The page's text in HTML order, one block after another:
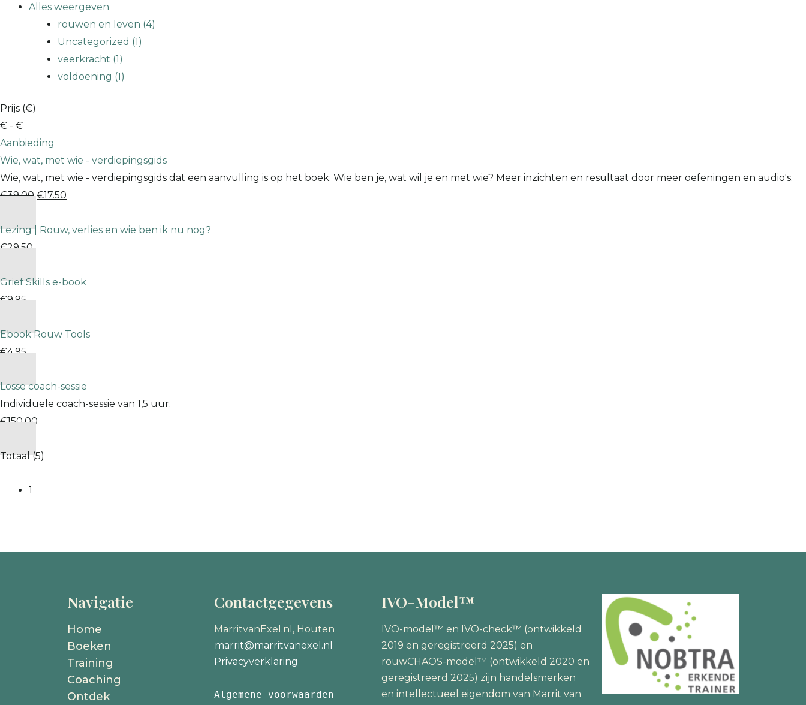
Alles weergeven
rouwen en leven (4)
Uncategorized (1)
veerkracht (1)
voldoening (1)
Prijs (€)
€ - €
Aanbieding
Wie, wat, met wie - verdiepingsgids
Wie, wat, met wie - verdiepingsgids dat een aanvulling is op het boek: Wie ben je, wat wil je en met wie? Meer inzichten en resultaat door meer oefeningen en audio's.
€39.00 €17.50
Lezing | Rouw, verlies en wie ben ik nu nog?
€29.50
Grief Skills e-book
€9.95
Ebook Rouw Tools
€4.95
Losse coach-sessie
Individuele coach-sessie van 1,5 uur.
€150.00
Totaal(5)
1
Navigatie
Home
Boeken
Training
Coaching
Ontdek
Contactgegevens
MarritvanExel.nl, Houten
marrit@marritvanexel.nl
Privacyverklaring
Algemene voorwaarden
IVO-Model™
IVO-model™ en IVO-check™ (ontwikkeld
2019 en geregistreerd 2025) en
rouwCHAOS-model™ (ontwikkeld 2020 en
geregistreerd 2025) zijn handelsmerken
en intellectueel eigendom van Marrit van